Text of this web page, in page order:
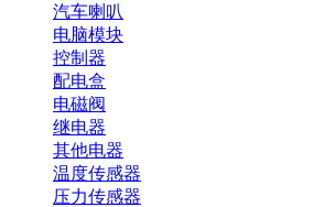
汽车喇叭
电脑模块
控制器
配电盒
电磁阀
继电器
其他电器
温度传感器
压力传感器